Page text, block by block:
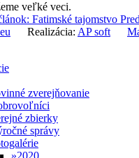
veľké veci.
Fatimské tajomstvo
Realizácia: AP soft
zverejňovanie
zbierky
správy